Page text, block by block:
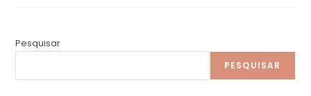
De
MS
Pesquisar
PESQUISAR